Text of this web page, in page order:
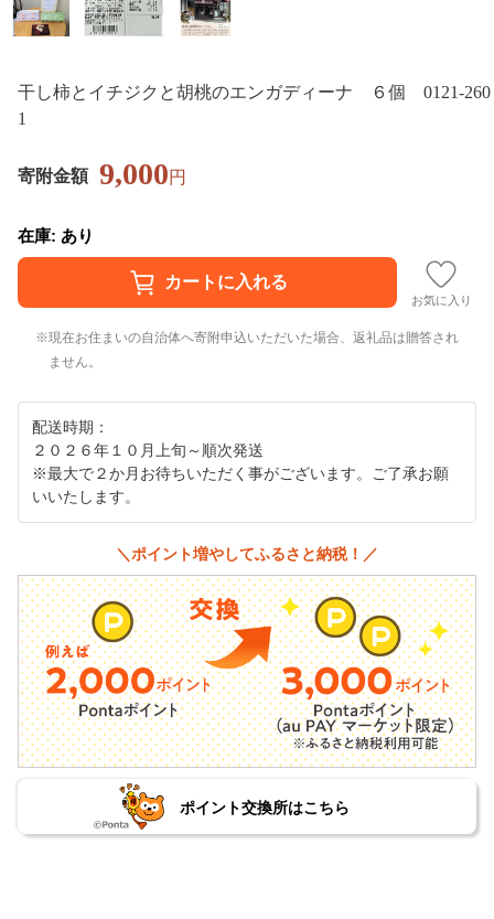
干し柿とイチジクと胡桃のエンガディーナ ６個 0121-260
1
寄附金額 9,000円
在庫: あり
お気に入り
現在お住まいの自治体へ寄附申込いただいた場合、返礼品は贈答され
ません。
配送時期：
２０２６年１０月上旬～順次発送
※最大で２か月お待ちいただく事がございます。ご了承お願
いいたします。
＼ポイント増やしてふるさと納税！／
ポイント交換所はこちら